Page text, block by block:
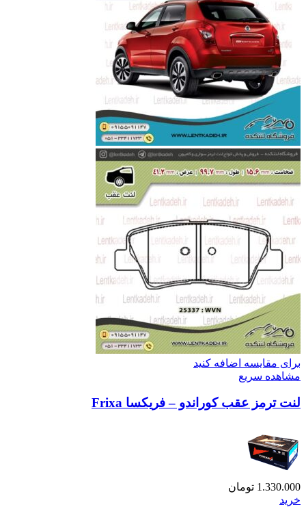
برای مقایسه اضافه کنید
مشاهده سریع
لنت ترمز عقب کوراندو – فریکسا Frixa
1.330.000 تومان
خرید